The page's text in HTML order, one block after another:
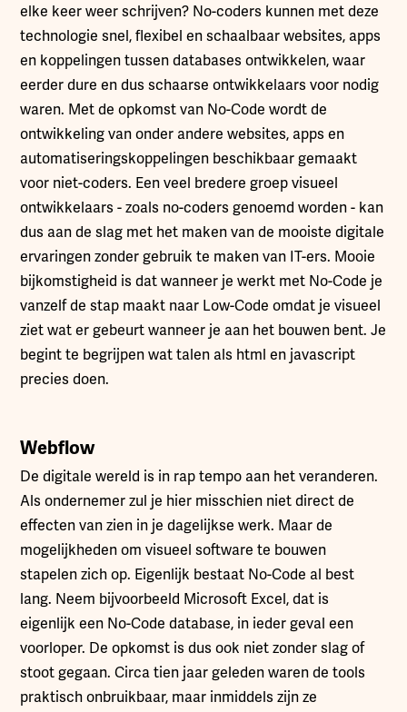
elke keer weer schrijven? No-coders kunnen met deze
technologie snel, flexibel en schaalbaar websites, apps
en koppelingen tussen databases ontwikkelen, waar
eerder dure en dus schaarse ontwikkelaars voor nodig
waren. Met de opkomst van No-Code wordt de
ontwikkeling van onder andere websites, apps en
automatiseringskoppelingen beschikbaar gemaakt
voor niet-coders. Een veel bredere groep visueel
ontwikkelaars - zoals no-coders genoemd worden - kan
dus aan de slag met het maken van de mooiste digitale
ervaringen zonder gebruik te maken van IT-ers. Mooie
bijkomstigheid is dat wanneer je werkt met No-Code je
vanzelf de stap maakt naar Low-Code omdat je visueel
ziet wat er gebeurt wanneer je aan het bouwen bent. Je
begint te begrijpen wat talen als html en javascript
precies doen.
Webflow
De digitale wereld is in rap tempo aan het veranderen.
Als ondernemer zul je hier misschien niet direct de
effecten van zien in je dagelijkse werk. Maar de
mogelijkheden om visueel software te bouwen
stapelen zich op. Eigenlijk bestaat No-Code al best
lang. Neem bijvoorbeeld Microsoft Excel, dat is
eigenlijk een No-Code database, in ieder geval een
voorloper. De opkomst is dus ook niet zonder slag of
stoot gegaan. Circa tien jaar geleden waren de tools
praktisch onbruikbaar, maar inmiddels zijn ze